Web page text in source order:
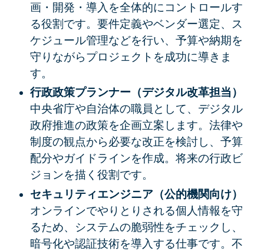
画・開発・導入を全体的にコントロールす
る役割です。要件定義やベンダー選定、ス
ケジュール管理などを行い、予算や納期を
守りながらプロジェクトを成功に導きま
す。
行政政策プランナー（デジタル改革担当）
中央省庁や自治体の職員として、デジタル
政府推進の政策を企画立案します。法律や
制度の観点から必要な改正を検討し、予算
配分やガイドラインを作成。将来の行政ビ
ジョンを描く役割です。
セキュリティエンジニア（公的機関向け）
オンラインでやりとりされる個人情報を守
るため、システムの脆弱性をチェックし、
暗号化や認証技術を導入する仕事です。不